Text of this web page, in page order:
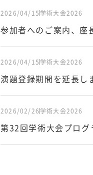
2026/04/15 学術大会2026
参加者へのご案内、座
2026/04/15 学術大会2026
演題登録期間を延長し
2026/02/26 学術大会2026
第32回学術大会プログ